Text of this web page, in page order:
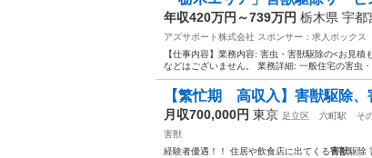
年収420万円～739万円 栃木県 宇都
アズサポート株式会社 スポンサー：求人ボックス
【仕事内容】業務内容: 害虫・害獣駆除の<お見
などはございません。 業務詳細: 一般住宅の害虫
【繁忙期 高収入】害獣駆除
月収700,000円 東京 足立区 六町駅
そ
害獣
経験者優遇！！ 住居や飲食店に出てくる害獣駆除